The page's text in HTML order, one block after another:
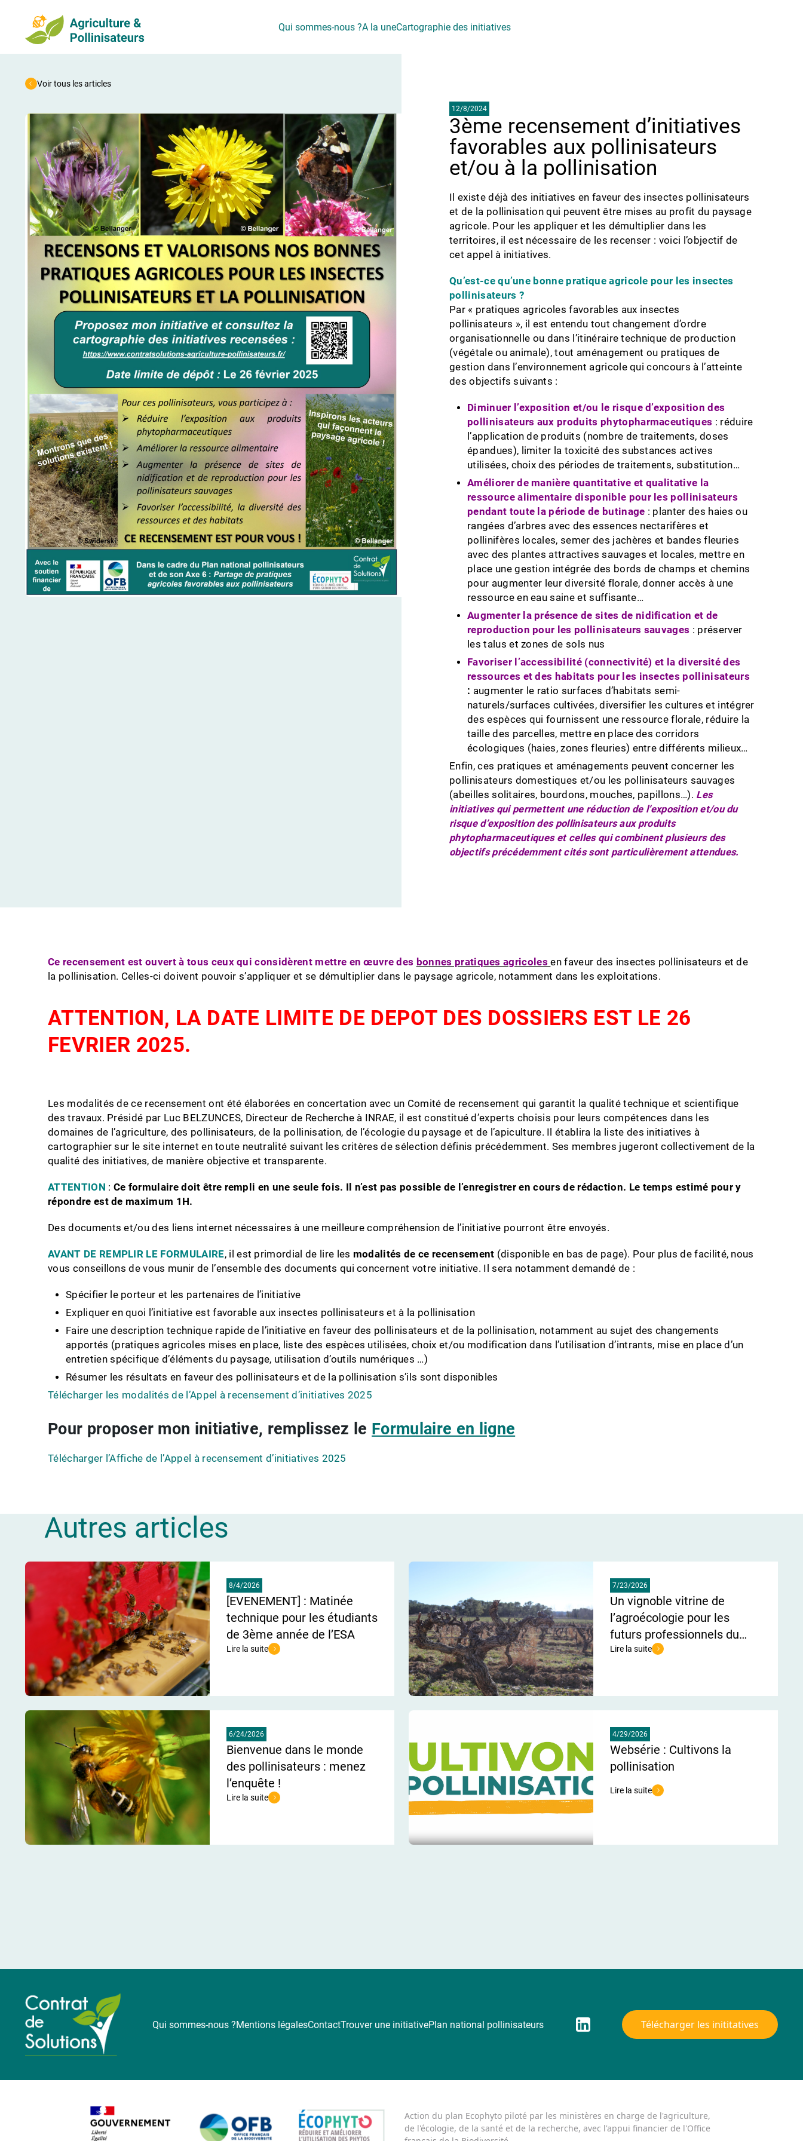
Qui sommes-nous ?A la uneCartographie des initiatives
Voir tous les articles
12/8/2024
3ème recensement d’initiatives
favorables aux pollinisateurs
et/ou à la pollinisation
Il existe déjà des initiatives en faveur des insectes pollinisateurs
et de la pollinisation qui peuvent être mises au profit du paysage
agricole. Pour les appliquer et les démultiplier dans les
territoires, il est nécessaire de les recenser : voici l’objectif de
cet appel à initiatives.
Qu’est-ce qu’une bonne pratique agricole pour les insectes
pollinisateurs ?
Par « pratiques agricoles favorables aux insectes
pollinisateurs », il est entendu tout changement d’ordre
organisationnelle ou dans l’itinéraire technique de production
(végétale ou animale), tout aménagement ou pratiques de
gestion dans l’environnement agricole qui concours à l’atteinte
des objectifs suivants :
Diminuer l’exposition et/ou le risque d’exposition des
pollinisateurs aux produits phytopharmaceutiques : réduire
l’application de produits (nombre de traitements, doses
épandues), limiter la toxicité des substances actives
utilisées, choix des périodes de traitements, substitution…
Améliorer de manière quantitative et qualitative la
ressource alimentaire disponible pour les pollinisateurs
pendant toute la période de butinage : planter des haies ou
rangées d’arbres avec des essences nectarifères et
pollinifères locales, semer des jachères et bandes fleuries
avec des plantes attractives sauvages et locales, mettre en
place une gestion intégrée des bords de champs et chemins
pour augmenter leur diversité florale, donner accès à une
ressource en eau saine et suffisante…
Augmenter la présence de sites de nidification et de
reproduction pour les pollinisateurs sauvages : préserver
les talus et zones de sols nus
Favoriser l’accessibilité (connectivité) et la diversité des
ressources et des habitats pour les insectes pollinisateurs
: augmenter le ratio surfaces d’habitats semi-
naturels/surfaces cultivées, diversifier les cultures et intégrer
des espèces qui fournissent une ressource florale, réduire la
taille des parcelles, mettre en place des corridors
écologiques (haies, zones fleuries) entre différents milieux…
Enfin, ces pratiques et aménagements peuvent concerner les
pollinisateurs domestiques et/ou les pollinisateurs sauvages
(abeilles solitaires, bourdons, mouches, papillons…). Les
initiatives qui permettent une réduction de l’exposition et/ou du
risque d’exposition des pollinisateurs aux produits
phytopharmaceutiques et celles qui combinent plusieurs des
objectifs précédemment cités sont particulièrement attendues.
Ce recensement est ouvert à tous ceux qui considèrent mettre en œuvre des bonnes pratiques agricoles en faveur des insectes pollinisateurs et de
la pollinisation. Celles-ci doivent pouvoir s’appliquer et se démultiplier dans le paysage agricole, notamment dans les exploitations.
ATTENTION, LA DATE LIMITE DE DEPOT DES DOSSIERS EST LE 26
FEVRIER 2025.
Les modalités de ce recensement ont été élaborées en concertation avec un Comité de recensement qui garantit la qualité technique et scientifique
des travaux. Présidé par Luc BELZUNCES, Directeur de Recherche à INRAE, il est constitué d’experts choisis pour leurs compétences dans les
domaines de l’agriculture, des pollinisateurs, de la pollinisation, de l’écologie du paysage et de l’apiculture. Il établira la liste des initiatives à
cartographier sur le site internet en toute neutralité suivant les critères de sélection définis précédemment. Ses membres jugeront collectivement de la
qualité des initiatives, de manière objective et transparente.
ATTENTION : Ce formulaire doit être rempli en une seule fois. Il n’est pas possible de l’enregistrer en cours de rédaction. Le temps estimé pour y
répondre est de maximum 1H.
Des documents et/ou des liens internet nécessaires à une meilleure compréhension de l’initiative pourront être envoyés.
AVANT DE REMPLIR LE FORMULAIRE, il est primordial de lire les modalités de ce recensement (disponible en bas de page). Pour plus de facilité, nous
vous conseillons de vous munir de l’ensemble des documents qui concernent votre initiative. Il sera notamment demandé de :
Spécifier le porteur et les partenaires de l’initiative
Expliquer en quoi l’initiative est favorable aux insectes pollinisateurs et à la pollinisation
Faire une description technique rapide de l’initiative en faveur des pollinisateurs et de la pollinisation, notamment au sujet des changements
apportés (pratiques agricoles mises en place, liste des espèces utilisées, choix et/ou modification dans l’utilisation d’intrants, mise en place d’un
entretien spécifique d’éléments du paysage, utilisation d’outils numériques …)
Résumer les résultats en faveur des pollinisateurs et de la pollinisation s’ils sont disponibles
Télécharger les modalités de l’Appel à recensement d’initiatives 2025
Pour proposer mon initiative, remplissez le Formulaire en ligne
Télécharger l’Affiche de l’Appel à recensement d’initiatives 2025
Autres articles
8/4/2026
[EVENEMENT] : Matinée
technique pour les étudiants
de 3ème année de l’ESA
Lire la suite
de l'article [EVENEMENT] : Matinée technique pour les étudiants de 3ème année de l’ESA
7/23/2026
Un vignoble vitrine de
l’agroécologie pour les
futurs professionnels du
monde viticole
Lire la suite
de l'article Un vignoble vitrine de l’agroécologie
6/24/2026
Bienvenue dans le monde
des pollinisateurs : menez
l’enquête !
Lire la suite
de l'article Bienvenue dans le monde des pollinisateurs : menez l’enquête !
4/29/2026
Websérie : Cultivons la
pollinisation
Lire la suite
de l'article Websérie : Cultivons la pollinisation
Qui sommes-nous ?Mentions légalesContactTrouver une initiativePlan national pollinisateurs Télécharger les inititatives
Action du plan Ecophyto piloté par les ministères en charge de l'agriculture,
de l'écologie, de la santé et de la recherche, avec l'appui financier de l'Office